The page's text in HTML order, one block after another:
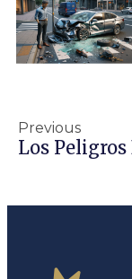
Previous